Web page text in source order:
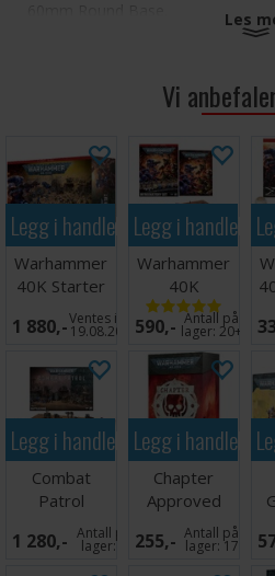
Les
Vi
Legg i handlekurven
Warhammer
40K Starter
Set
1 880,-Ventes inn
19.08.2026
Legg i
Warhammer
40K
Introductory
Set
590,- Antall på
lager:20+
Legg i handlekurven
Combat
Patrol
Battlezone
1 280,- Antall på
lager:
Legg i
Chapter
Approved
Mission Deck
2026-27
255,- Antall på
lager: 17